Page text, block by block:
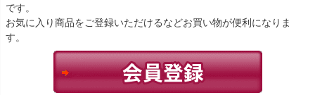
です。
お気に入り商品をご登録いただけるなどお買い物が便利になりま
す。